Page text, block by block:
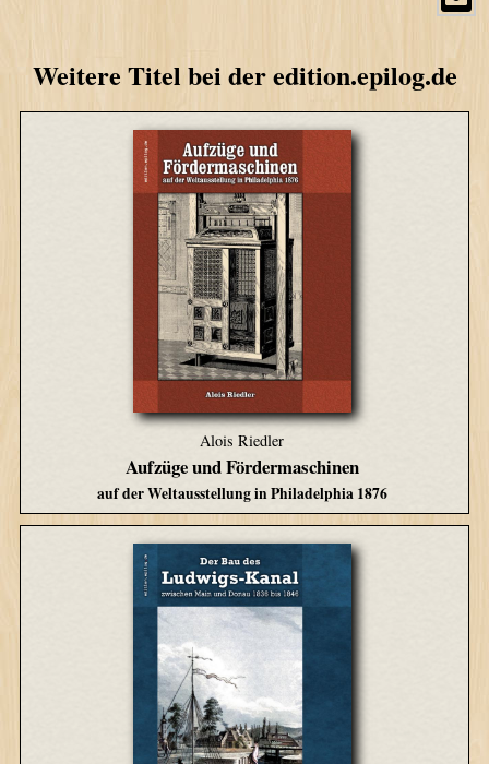
Weitere Titel bei der edition.epilog.de
Alois Riedler
Aufzüge und Fördermaschinen
auf der Weltausstellung in Philadelphia 1876